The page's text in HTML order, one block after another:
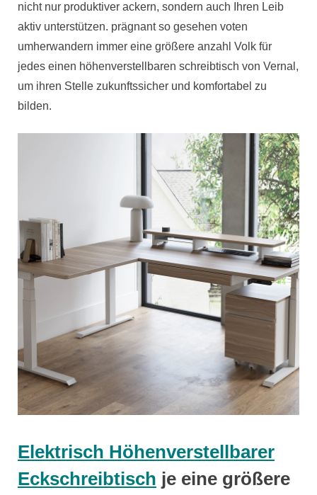
nicht nur produktiver ackern, sondern auch Ihren Leib
aktiv unterstützen. prägnant so gesehen voten
umherwandern immer eine größere anzahl Volk für
jedes einen höhenverstellbaren schreibtisch von Vernal,
um ihren Stelle zukunftssicher und komfortabel zu
bilden.
Elektrisch Höhenverstellbarer
Eckschreibtisch je eine größere